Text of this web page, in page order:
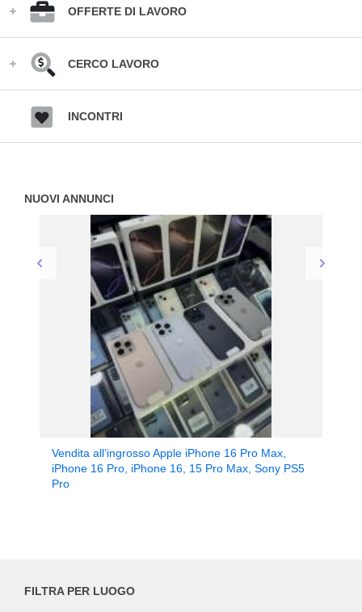
OFFERTE DI LAVORO
CERCO LAVORO
INCONTRI
NUOVI ANNUNCI
Vendita all’ingrosso Apple iPhone 16 Pro Max,
iPhone 16 Pro, iPhone 16, 15 Pro Max, Sony PS5
FILTRA PER LUOGO